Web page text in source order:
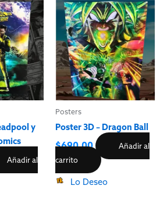
y
Añadir al
Posters
Poster 3D – Dragon Ball
$690.00
Añadir al
carrito
Lo Deseo